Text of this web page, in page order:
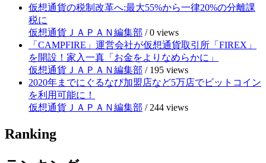
仮想通貨の税制改革へ:最大55%から一律20%の分離課
税に
仮想通貨ＪＡＰＡＮ編集部 /0 views
「CAMPFIRE」運営会社が仮想通貨取引所「FIREX」
を開設！家入一真「お金をよりなめらかに」
仮想通貨ＪＡＰＡＮ編集部 / 195 views
2020年までにぐるなび加盟店など5万店でビットコイン
を利用可能に！
仮想通貨ＪＡＰＡＮ編集部 / 244 views
Ranking